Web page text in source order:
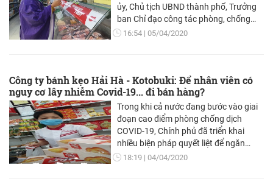
ủy, Chủ tịch UBND thành phố, Trưởng
ban Chỉ đạo công tác phòng, chống
dịch bệnh viêm đường hô hấp cấp do
diện được quy định tại Chỉ thị số 16/CT-
TTg của Thủ tướng Chính phủ sẽ bị xử
lý.
16:54 05/04/2020
Công ty bánh kẹo Hải Hà - Kotobuki: Để nhân viên có
nguy cơ lây nhiễm Covid-19... đi bán hàng?
Trong khi cả nước đang bước vào giai
đoạn cao điểm phòng chống dịch
COVID-19, Chính phủ đã triển khai
nhiều biện pháp quyết liệt để ngăn
chặn, hạn chế tốc độ lây lan của dịch
18:19 04/04/2020